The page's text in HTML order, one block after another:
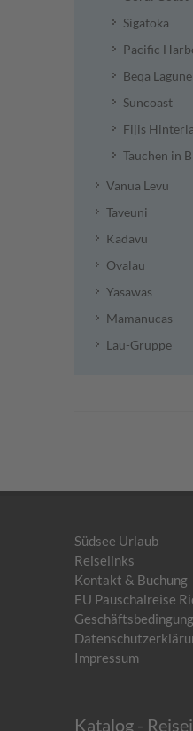
Sigatoka
Pacific
Beqa
Suncoast
Fijis
Tauchen in
Vanua Levu
Taveuni
Kadavu
Ovalau
Yasawas
Mamanucas
Lau-Gruppe
Südsee Urlaub
Reiselinks
Kontakt & Buchung
EU Pauschalreise
Impressum
Katalog -